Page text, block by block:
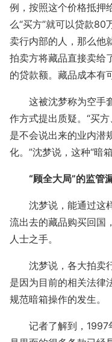
例，按照这个价格抵押
么“买方”就可以贷款80
卖行内部的人，那么他
拍卖方将藏品直接卖给
的贷款额。藏品成本有
这被沈梦称为空手
作方式提出质疑。“买
是不会说出来的业内潜
化。”沈梦说，这种“暗
“顾全大局”的监管
沈梦说，能通过这
流出去的藏品购买回国
人士之手。
沈梦说，各大拍卖
是因为目前的相关法律
规范暗箱操作的发生。
记者了解到，1997